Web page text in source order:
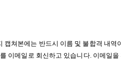
캡쳐본에는 반드시 이름 및 불합격 내역
이메일로 회신하고 있습니다. 이메일